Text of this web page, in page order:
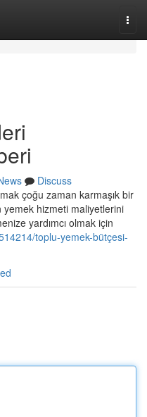
Discuss
çoğu zaman karmaşık bir
yemek hizmeti maliyetlerini
yardımcı olmak için
toplu-yemek-bütçesi-